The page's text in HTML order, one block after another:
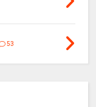
53